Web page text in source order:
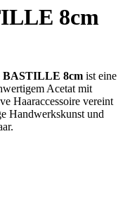
8cm
BASTILLE 8cm ist eine
Acetat mit
Haaraccessoire vereint
Handwerkskunst und